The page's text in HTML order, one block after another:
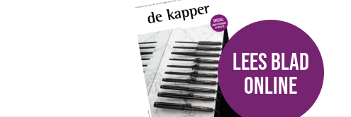
LEES BLAD
ONLINE